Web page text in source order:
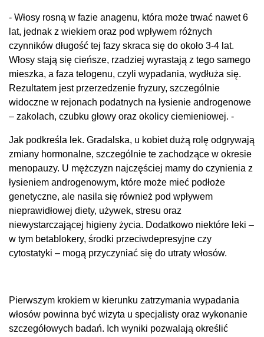
- Włosy rosną w fazie anagenu, która może trwać nawet 6
lat, jednak z wiekiem oraz pod wpływem różnych
czynników długość tej fazy skraca się do około 3-4 lat.
Włosy stają się cieńsze, rzadziej wyrastają z tego samego
mieszka, a faza telogenu, czyli wypadania, wydłuża się.
Rezultatem jest przerzedzenie fryzury, szczególnie
widoczne w rejonach podatnych na łysienie androgenowe
– zakolach, czubku głowy oraz okolicy ciemieniowej. -
Jak podkreśla lek. Gradalska, u kobiet dużą rolę odgrywają
zmiany hormonalne, szczególnie te zachodzące w okresie
menopauzy. U mężczyzn najczęściej mamy do czynienia z
łysieniem androgenowym, które może mieć podłoże
genetyczne, ale nasila się również pod wpływem
nieprawidłowej diety, używek, stresu oraz
niewystarczającej higieny życia. Dodatkowo niektóre leki –
w tym betablokery, środki przeciwdepresyjne czy
cytostatyki – mogą przyczyniać się do utraty włosów.
Pierwszym krokiem w kierunku zatrzymania wypadania
włosów powinna być wizyta u specjalisty oraz wykonanie
szczegółowych badań. Ich wyniki pozwalają określić